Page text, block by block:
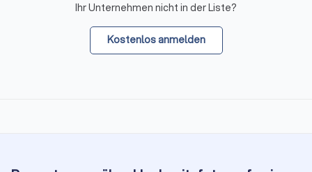
Ihr Unternehmen nicht in der Liste?
Kostenlos anmelden